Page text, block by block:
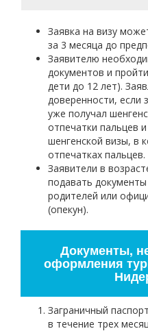
Заявка на визу
за 3 месяца до
Заявителю
документов и
дети до 12 лет).
доверенности, если
уже получал
отпечатки пальцев
шенгенской визы, в
отпечатках пальцев.
Заявители в
подавать
родителей или
(опекун).
Документы,
оформления
Заграничный
в течение трех